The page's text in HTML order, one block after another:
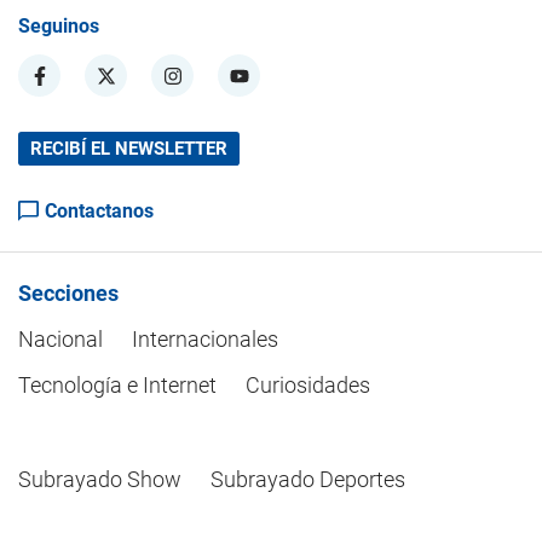
Seguinos
RECIBÍ EL NEWSLETTER
Contactanos
Secciones
Nacional
Internacionales
Tecnología e Internet
Curiosidades
Subrayado Show Subrayado Deportes